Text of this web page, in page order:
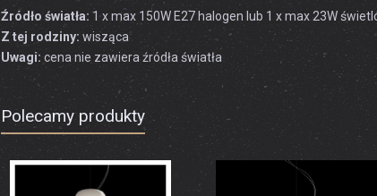
Źródło światła: 1 x max 150W E27 halogen lub 1 x max 23W
Z tej rodziny: wisząca
Uwagi: cena nie zawiera źródła światła
Polecamy produkty